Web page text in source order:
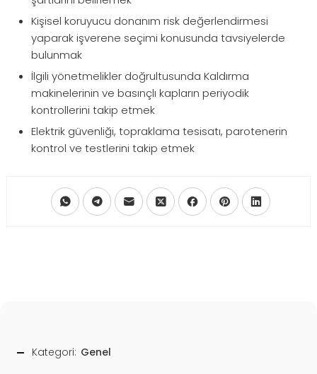
Kişisel koruyucu donanım risk değerlendirmesi
yaparak işverene seçimi konusunda tavsiyelerde
bulunmak
İlgili yönetmelikler doğrultusunda Kaldırma
makinelerinin ve basınçlı kapların periyodik
kontrollerini takip etmek
Elektrik güvenliği, topraklama tesisatı, parotenerin
kontrol ve testlerini takip etmek
Kategori: Genel